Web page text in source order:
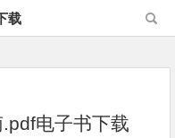
载
电子书下载